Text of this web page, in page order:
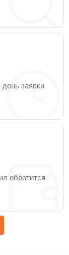
заявки
обратится